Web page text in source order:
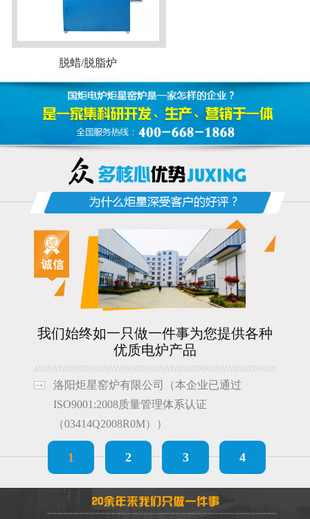
脱蜡/脱脂炉
我们始终如一只做一件事为您提供各种
优质电炉产品
洛阳炬星窑炉有限公司（本企业已通过
ISO9001:2008质量管理体系认证
（03414Q2008R0M））
1 2 3 4